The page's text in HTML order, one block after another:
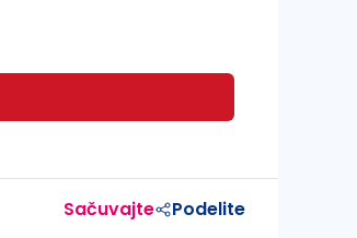
Sačuvajte Podelite